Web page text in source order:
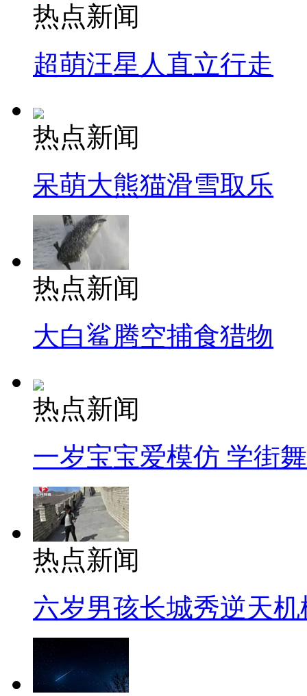
热点新闻
超萌汪星人直立行走
热点新闻
呆萌大熊猫滑雪取乐
热点新闻
大白鲨腾空捕食猎物
热点新闻
一岁宝宝爱模仿 学街
热点新闻
六岁男孩长城秀逆天机